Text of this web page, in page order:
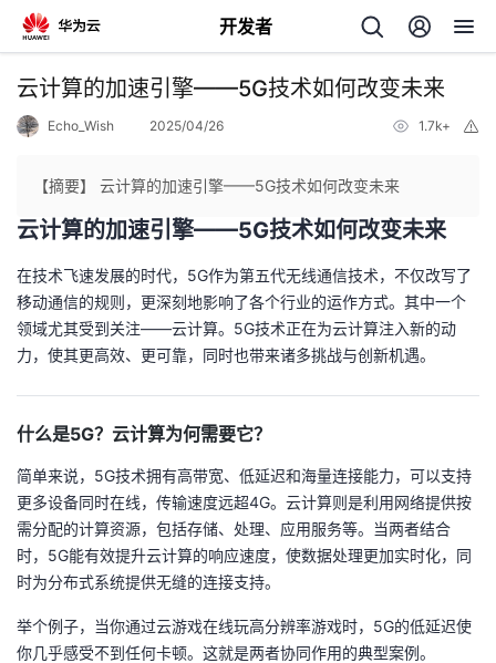
开发者
返
个
人
页
我
开
发
者
我
的
我
云计算的加速引擎——5G技术如何改变未来
Echo_Wish 2025/04/26 1.7k+
【摘要】 云计算的加速引擎——5G技术如何改变未来
云计算的加速引擎——5G技术如何改变未来
在技术飞速发展的时代，5G作为第五代无线通信技术，不仅改写了
移动通信的规则，更深刻地影响了各个行业的运作方式。其中一个
领域尤其受到关注——云计算。5G技术正在为云计算注入新的动
力，使其更高效、更可靠，同时也带来诸多挑战与创新机遇。
什么是5G？云计算为何需要它？
简单来说，5G技术拥有高带宽、低延迟和海量连接能力，可以支持
更多设备同时在线，传输速度远超4G。云计算则是利用网络提供按
需分配的计算资源，包括存储、处理、应用服务等。当两者结合
时，5G能有效提升云计算的响应速度，使数据处理更加实时化，同
时为分布式系统提供无缝的连接支持。
举个例子，当你通过云游戏在线玩高分辨率游戏时，5G的低延迟使
你几乎感受不到任何卡顿。这就是两者协同作用的典型案例。